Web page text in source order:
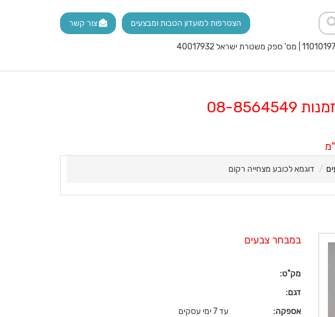
צור קשר הצטרפות למועדון הטבות ומבצעים
דוגמא לכובע מצחייה רקום
במבחר צבעים
מק"ט:
דגם:
אספקה:
עד 7 ימי עסקים